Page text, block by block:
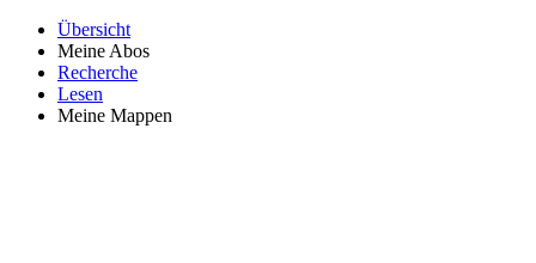
Übersicht
Meine Abos
Recherche
Lesen
Meine Mappen